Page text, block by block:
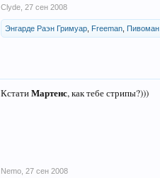
Clyde 27 сен 2008
Энгарде Раэн Гримуар Freeman Пивоман
КстатиМартенс, как тебе стрипы?)))
Nemo 27 сен 2008